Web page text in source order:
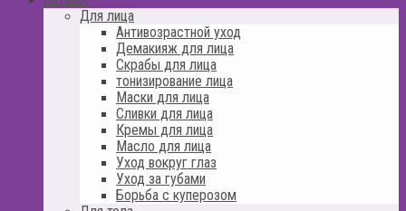
Для лица
Антивозрастной уход
Демакияж для лица
Скрабы для лица
тонизирование лица
Маски для лица
Сливки для лица
Кремы для лица
Масло для лица
Уход вокруг глаз
Уход за губами
Борьба с куперозом